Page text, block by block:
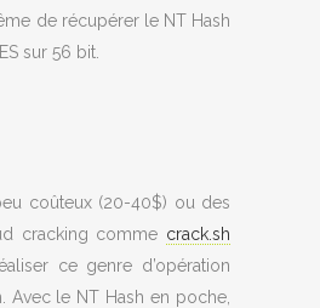
de récupérer le NT Hash
sur 56 bit.
coûteux (20-40$) ou des
cracking comme crack.sh
ce genre d’opération
Avec le NT Hash en poche,